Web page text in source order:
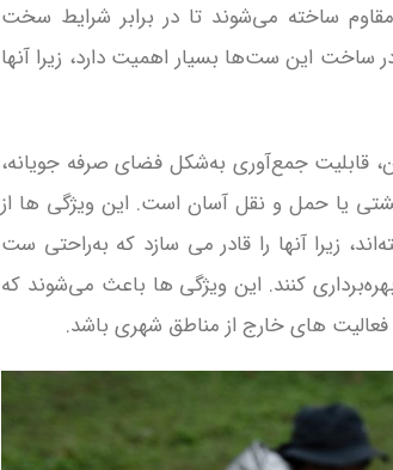
ساخته می‌شوند تا در برابر شرایط سخت
این ست‌ها بسیار اهمیت دارد، زیرا آنها
قابلیت جمع‌آوری به‌شکل فضای صرفه‌ جویانه،
یا حمل و نقل آسان است. این ویژگی‌ ها از
زیرا آنها را قادر می‌ سازد که به‌راحتی ست
کنند. این ویژگی‌ ها باعث می‌شوند که
های خارج از مناطق شهری باشد.